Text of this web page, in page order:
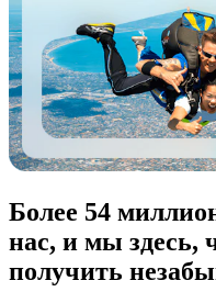
Более 54
нас, и мы здесь,
получить